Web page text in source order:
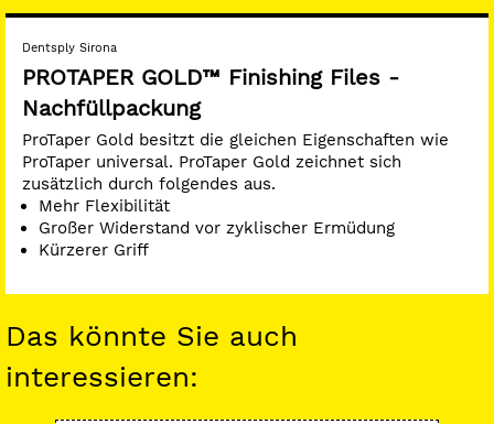
Dentsply Sirona
PROTAPER GOLD™ Finishing Files -
Nachfüllpackung
ProTaper Gold besitzt die gleichen Eigenschaften wie
ProTaper universal. ProTaper Gold zeichnet sich
zusätzlich durch folgendes aus.
Mehr Flexibilität
Großer Widerstand vor zyklischer Ermüdung
Kürzerer Griff
Das könnte Sie auch
interessieren: